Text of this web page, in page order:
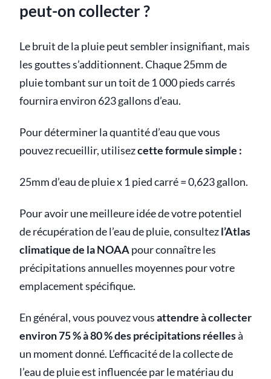
peut-on collecter ?
Le bruit de la pluie peut sembler insignifiant, mais
les gouttes s’additionnent. Chaque 25mm de
pluie tombant sur un toit de 1 000 pieds carrés
fournira environ 623 gallons d’eau.
Pour déterminer la quantité d’eau que vous
pouvez recueillir, utilisezcette formule simple :
25mm d’eau de pluie x 1 pied carré = 0,623 gallon.
Pour avoir une meilleure idée de votre potentiel
de récupération de l’eau de pluie, consultezl’Atlas
climatique de la NOAApour connaître les
précipitations annuelles moyennes pour votre
emplacement spécifique.
En général, vous pouvez vousattendre à collecter
environ 75 % à 80 % des précipitations réellesà
un moment donné. L’efficacité de la collecte de
l’eau de pluie est influencée par le matériau du